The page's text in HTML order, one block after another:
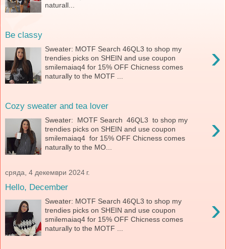
naturall...
Be classy
›
Sweater: MOTF Search 46QL3 to shop my
trendies picks on SHEIN and use coupon
smilemaiaq4 for 15% OFF Chicness comes
naturally to the MOTF ...
Cozy sweater and tea lover
›
Sweater: MOTF Search 46QL3 to shop my
trendies picks on SHEIN and use coupon
smilemaiaq4 for 15% OFF Chicness comes
naturally to the MO...
сряда, 4 декември 2024 г.
Hello, December
›
Sweater: MOTF Search 46QL3 to shop my
trendies picks on SHEIN and use coupon
smilemaiaq4 for 15% OFF Chicness comes
naturally to the MOTF ...